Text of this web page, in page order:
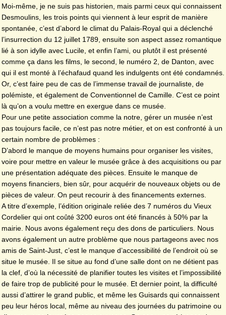
Moi-même, je ne suis pas historien, mais parmi ceux qui connaissent
Desmoulins, les trois points qui viennent à leur esprit de manière
spontanée, c’est d’abord le climat du Palais-Royal qui a déclenché
l’insurrection du 12 juillet 1789, ensuite son aspect assez romantique
lié à son idylle avec Lucile, et enfin l’ami, ou plutôt il est présenté
comme ça dans les films, le second, le numéro 2, de Danton, avec
qui il est monté à l’échafaud quand les indulgents ont été condamnés.
Or, c’est faire peu de cas de l’immense travail de journaliste, de
polémiste, et également de Conventionnel de Camille. C’est ce point
là qu’on a voulu mettre en exergue dans ce musée.
Pour une petite association comme la notre, gérer un musée n’est
pas toujours facile, ce n’est pas notre métier, et on est confronté à un
certain nombre de problèmes :
D’abord le manque de moyens humains pour organiser les visites,
voire pour mettre en valeur le musée grâce à des acquisitions ou par
une présentation adéquate des pièces. Ensuite le manque de
moyens financiers, bien sûr, pour acquérir de nouveaux objets ou de
pièces de valeur. On peut recourir à des financements externes.
A titre d’exemple, l’édition originale reliée des 7 numéros du Vieux
Cordelier qui ont coûté 3200 euros ont été financés à 50% par la
mairie. Nous avons également reçu des dons de particuliers. Nous
avons également un autre problème que nous partageons avec nos
amis de Saint-Just, c’est le manque d’accessibilité de l’endroit où se
situe le musée. Il se situe au fond d’une salle dont on ne détient pas
la clef, d’où la nécessité de planifier toutes les visites et l’impossibilité
de faire trop de publicité pour le musée. Et dernier point, la difficulté
aussi d’attirer le grand public, et même les Guisards qui connaissent
peu leur héros local, même au niveau des journées du patrimoine ou